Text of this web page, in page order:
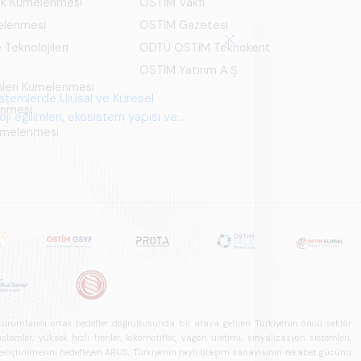
Teknolojileri
Kümelenmesi
OSTİM Gazetesi
ODTÜ OSTİM Teknokent
OSTİM Yatırım A.Ş.
ortak hedefler doğrultusunda bir araya getiren Türkiye'nin öncü sektör
yüksek hızlı trenler, lokomotifler, vagon üretimi, sinyalizasyon sistemleri,
hedefleyen ARUS, Türkiye'nin raylı ulaşım sanayisinin rekabet gücünü